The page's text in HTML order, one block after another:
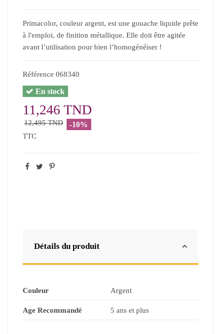
Primacolor, couleur argent, est une gouache liquide prête
à l'emploi, de finition métallique. Elle doit être agitée
avant l’utilisation pour bien l’homogénéiser !
Référence 068340
En stock
11,246 TND
12,495 TND -10%
TTC
Détails du produit
Couleur Argent
Age Recommandé 5 ans et plus